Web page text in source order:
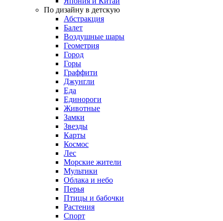
По дизайну в детскую
Абстракция
Балет
Воздушные шары
Геометрия
Город
Горы
Граффити
Джунгли
Еда
Единороги
Животные
Замки
Звезды
Карты
Космос
Лес
Морские жители
Мультики
Облака и небо
Перья
Птицы и бабочки
Растения
Спорт